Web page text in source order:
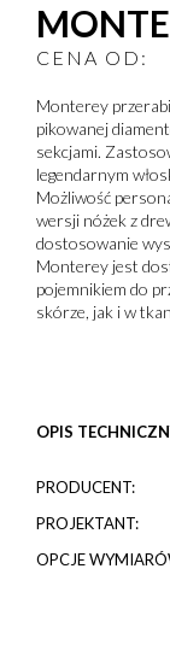
CENA OD:
Monterey
pikowanej
sekcjami.
legendarnym
Możliwość
wersji nóżek z
dostosowanie
Monterey jest
pojemnikiem do
skórze, jak i w
OPIS
PRODUCENT:
PROJEKTANT:
OPCJE